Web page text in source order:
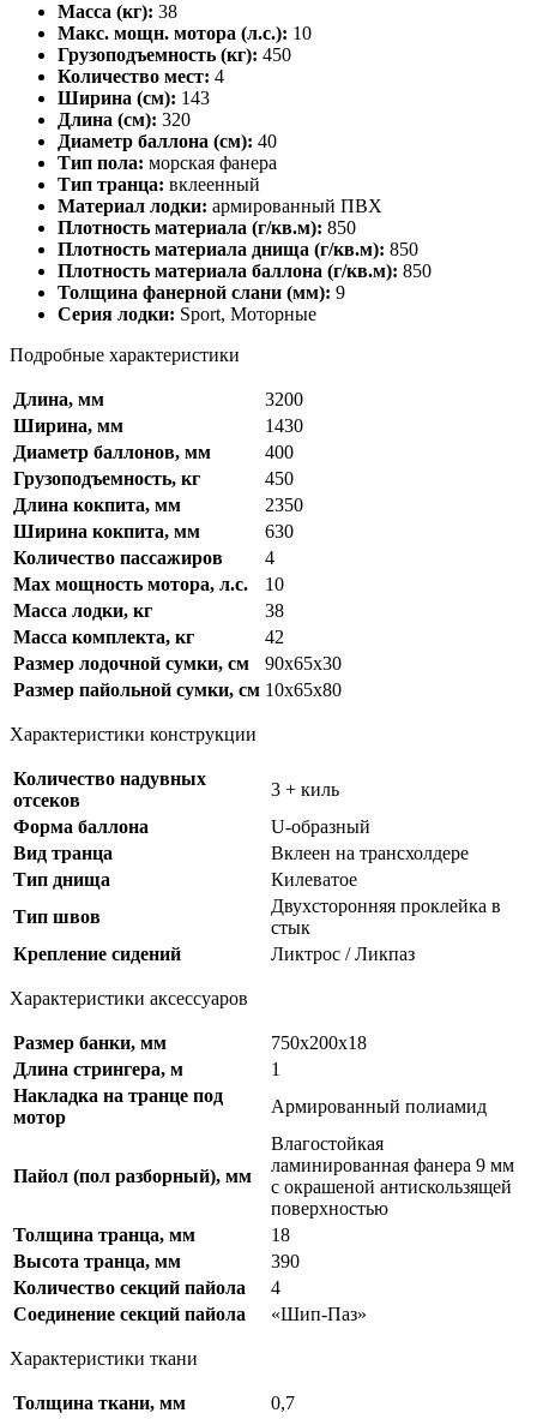
Масса (кг): 38
Макс. мощн. мотора (л.с.): 10
Грузоподъемность (кг): 450
Количество мест: 4
Ширина (см): 143
Длина (см): 320
Диаметр баллона (см): 40
Тип пола: морская фанера
Тип транца: вклеенный
Материал лодки: армированный ПВХ
Плотность материала (г/кв.м): 850
Плотность материала днища (г/кв.м): 850
Плотность материала баллона (г/кв.м): 850
Толщина фанерной слани (мм): 9
Серия лодки: Sport, Моторные
Подробные характеристики
Длина, мм
3200
Ширина, мм
1430
Диаметр баллонов, мм
400
Грузоподъемность, кг
450
Длина кокпита, мм
2350
Ширина кокпита, мм
630
Количество пассажиров
4
Max мощность мотора, л.с.
10
Масса лодки, кг
38
Масса комплекта, кг
42
Размер лодочной сумки, см
90х65х30
Размер пайольной сумки, см 10х65х80
Характеристики конструкции
Количество надувных
отсеков
3 + киль
Форма баллона
U-образный
Вид транца
Вклеен на трансхолдере
Тип днища
Килеватое
Тип швов
Двухсторонняя проклейка в
стык
Крепление сидений
Ликтрос / Ликпаз
Характеристики аксессуаров
Размер банки, мм
750х200х18
Длина стрингера, м
1
Накладка на транце под
мотор
Армированный полиамид
Пайол (пол разборный), мм
Влагостойкая
ламинированная фанера 9 мм
с окрашеной антискользящей
поверхностью
Толщина транца, мм
18
Высота транца, мм
390
Количество секций пайола
4
Соединение секций пайола
«Шип-Паз»
Характеристики ткани
Толщина ткани, мм 0,7